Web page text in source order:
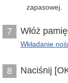
zapasowej.
7 Włóż
Wkładanie
8 Naciśnij